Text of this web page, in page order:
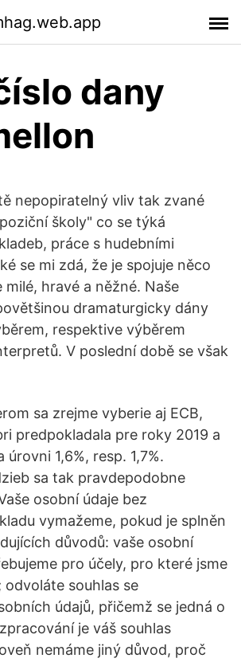
dany
nepopiratelný vliv tak zvané
školy" co se týká
práce s hudebními
se mi zdá, že je spojuje něco
milé, hravé a něžné. Naše
dramaturgicky dány
respektive výběrem
V poslední době se však
sa zrejme vyberie aj ECB,
predpokladala pre roky 2019 a
1,6%, resp. 1,7%.
sa tak pravdepodobne
osobní údaje bez
vymažeme, pokud je splněn
důvodů: vaše osobní
pro účely, pro které jsme
odvoláte souhlas se
údajů, přičemž se jedná o
je váš souhlas
nemáme jiný důvod, proč